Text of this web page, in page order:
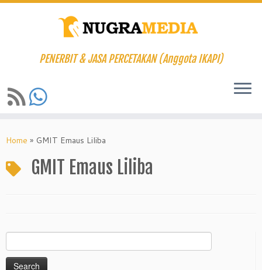
to
PENERBIT & JASA PERCETAKAN (Anggota IKAPI)
Home » GMIT Emaus Liliba
GMIT Emaus Liliba
for: